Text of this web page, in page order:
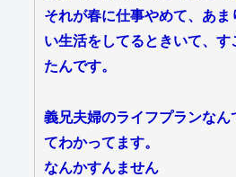
それが春に仕事やめて、あま
い生活をしてるときいて、す
たんです。
義兄夫婦のライフプランなん
てわかってます。
なんかすんません